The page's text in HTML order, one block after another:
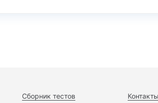
Сборник тестов Контакты